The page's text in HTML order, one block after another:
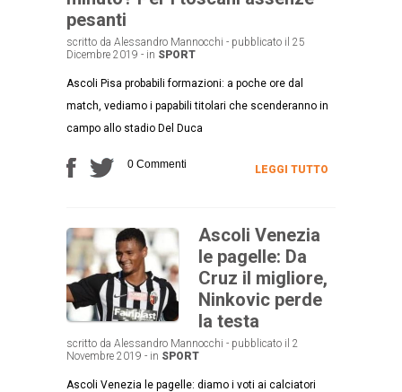
pesanti
scritto da Alessandro Mannocchi - pubblicato il 25
Dicembre 2019 - in SPORT
Ascoli Pisa probabili formazioni: a poche ore dal
match, vediamo i papabili titolari che scenderanno in
campo allo stadio Del Duca
0 Commenti LEGGI TUTTO
Ascoli Venezia
le pagelle: Da
Cruz il migliore,
Ninkovic perde
la testa
scritto da Alessandro Mannocchi - pubblicato il 2
Novembre 2019 - in SPORT
Ascoli Venezia le pagelle: diamo i voti ai calciatori